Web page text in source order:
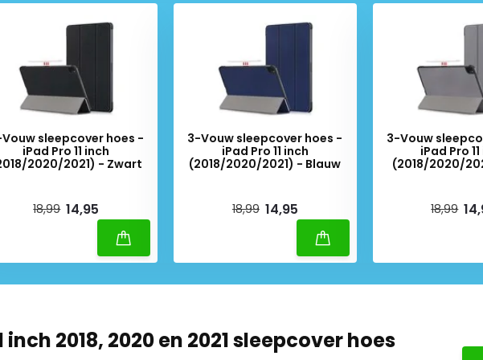
sleepcover hoes -
iPad Pro 11 inch
2020/2021) - Zwart
18,99 14,95
3-Vouw sleepcover hoes -
iPad Pro 11 inch
(2018/2020/2021) - Blauw
18,99 14,95
3-Vouw
iPad Pro
(2018/2020/
18,99
inch 2018, 2020 en 2021 sleepcover hoes